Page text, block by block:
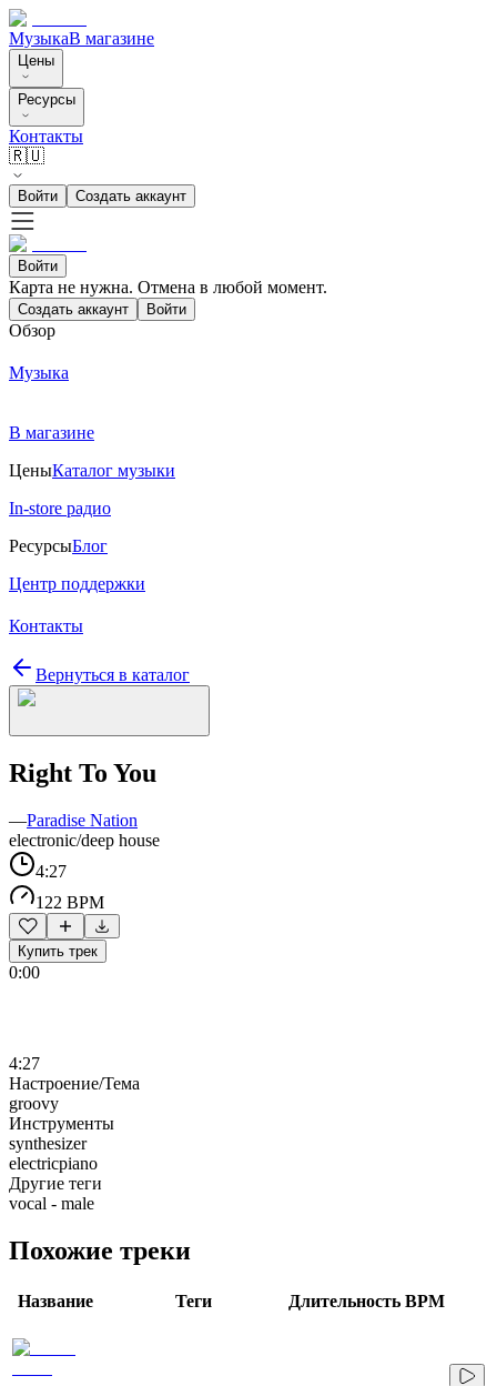
МузыкаВ магазине
Цены
Ресурсы
Контакты
🇷🇺
Войти Создать аккаунт
Войти
Карта не нужна. Отмена в любой момент.
Создать аккаунт Войти
Обзор
Музыка
В магазине
ЦеныКаталог музыки
In-store радио
РесурсыБлог
Центр поддержки
Контакты
Вернуться в каталог
Right To You
—Paradise Nation
electronic/deep house
4:27
122 BPM
Купить трек
0:00
4:27
Настроение/Тема
groovy
Инструменты
synthesizer
electricpiano
Другие теги
vocal - male
Похожие треки
Название Теги Длительность BPM